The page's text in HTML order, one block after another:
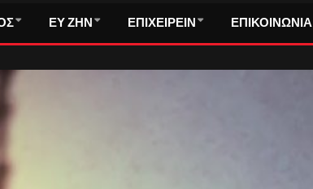
ΕΥ ΖΗΝ ΕΠΙΧΕΙΡΕΙΝ ΕΠΙΚΟΙΝΩΝΙΑ